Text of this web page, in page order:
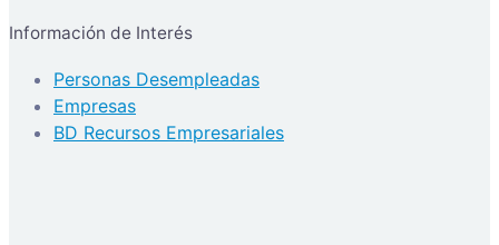
Información de Interés
Personas Desempleadas
Empresas
BD Recursos Empresariales